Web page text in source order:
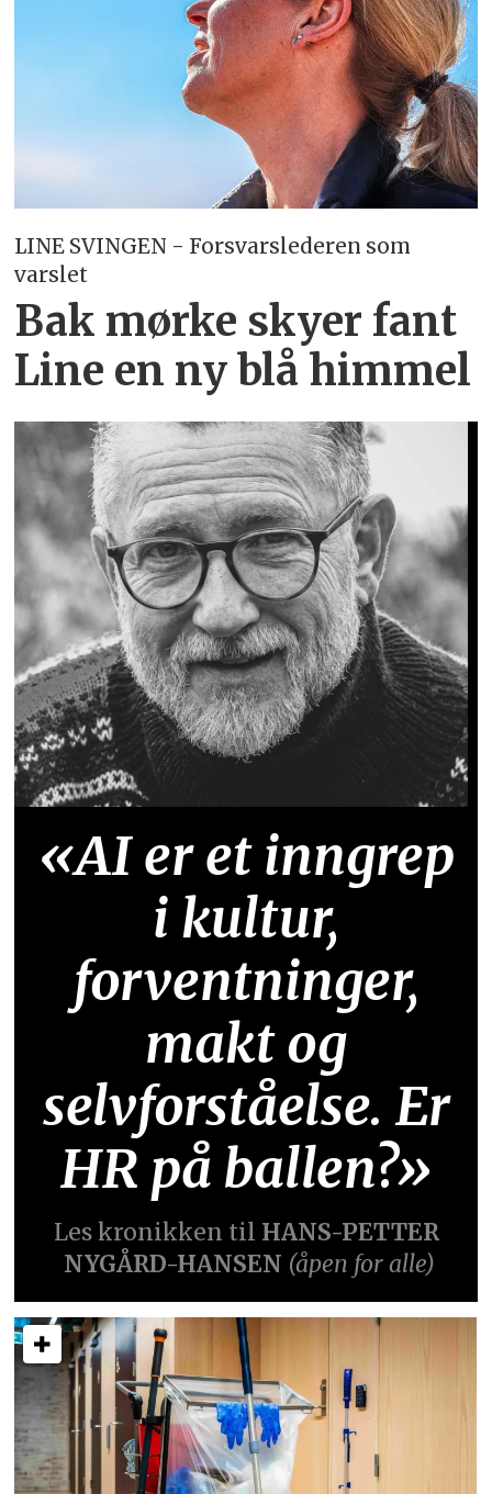
LINE SVINGEN - Forsvarslederen som
varslet
Bak mørke skyer fant
Line en ny blå himmel
«AI er et inngrep
i kultur,
forventninger,
makt og
selvforståelse. Er
HR på ballen?»
Les kronikken til HANS-PETTER
NYGÅRD-HANSEN (åpen for alle)